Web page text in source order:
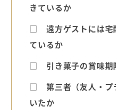
きているか
□ 遠方ゲストには宅
ているか
□ 引き菓子の賞味期
□ 第三者（友人・プ
いたか